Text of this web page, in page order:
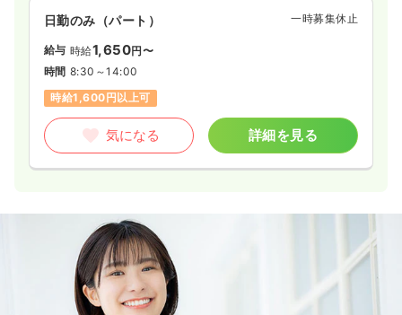
日勤のみ（パート） 一時募集休止
給与 時給1,650円〜
時間 8:30～14:00
時給1,600円以上可
気になる 詳細を見る